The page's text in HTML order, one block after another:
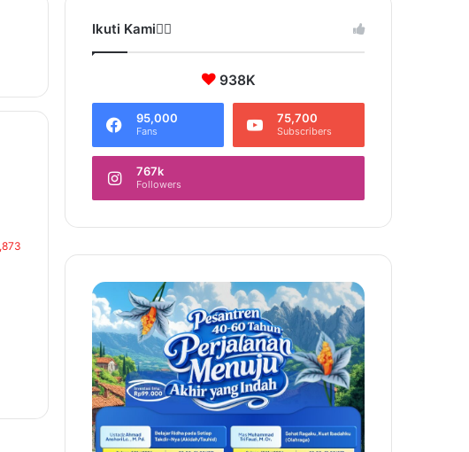
Ikuti Kami❤️‍🔥
938K
95,000
Fans
75,700
Subscribers
767k
Followers